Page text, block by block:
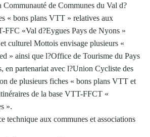
Communauté de Communes du Val d?
« bons plans VTT » relatives aux
FFC «Val d?Eygues Pays de Nyons »
culturel Mottois envisage plusieurs «
» ainsi que l?Office de Tourisme du Pays
en partenariat avec l?Union Cycliste des
de plusieurs fiches « bons plans VTT et
de la base VTT-FFCT «
».
technique aux communes et associations